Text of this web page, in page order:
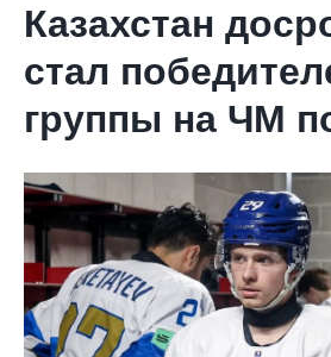
Казахстан
стал
группы на ЧМ